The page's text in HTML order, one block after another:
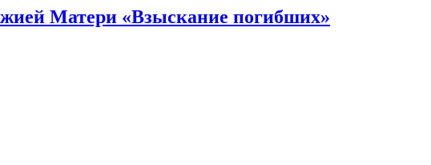
Матери «Взыскание погибших»